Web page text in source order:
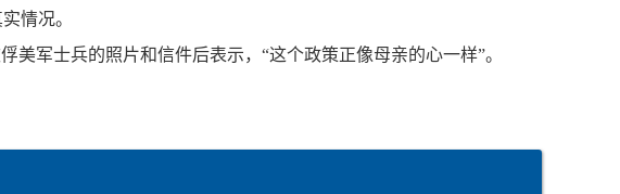
情况。
军士兵的照片和信件后表示，“这个政策正像母亲的心一样”。